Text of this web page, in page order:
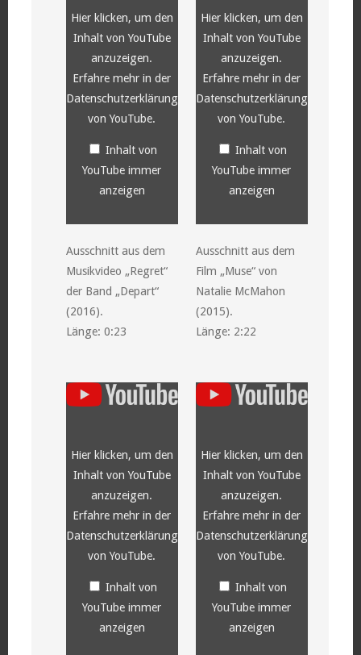
anzeigen
Hier klicken, um den
Inhalt von YouTube
anzuzeigen.
Erfahre mehr in der
Datenschutzerklärung
von YouTube.
Inhalt von
YouTube immer
anzeigen
Ausschnitt aus dem
Musikvideo „Regret“
der Band „Depart“
(2016).
Länge: 0:23
anzeigen
Hier klicken, um den
Inhalt von YouTube
anzuzeigen.
Erfahre mehr in der
Datenschutzerklärung
von YouTube.
Inhalt von
YouTube immer
anzeigen
Ausschnitt aus dem
Film „Muse“ von
Natalie McMahon
(2015).
Länge: 2:22
„YouTube
video
anzeigen
Hier klicken, um den
Inhalt von YouTube
anzuzeigen.
Erfahre mehr in der
Datenschutzerklärung
von YouTube.
Inhalt von
YouTube immer
anzeigen
„YouTube
video
anzeigen
Hier klicken, um den
Inhalt von YouTube
anzuzeigen.
Erfahre mehr in der
Datenschutzerklärung
von YouTube.
Inhalt von
YouTube immer
anzeigen